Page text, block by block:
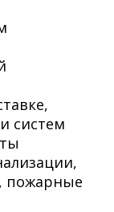
систем
пожарные